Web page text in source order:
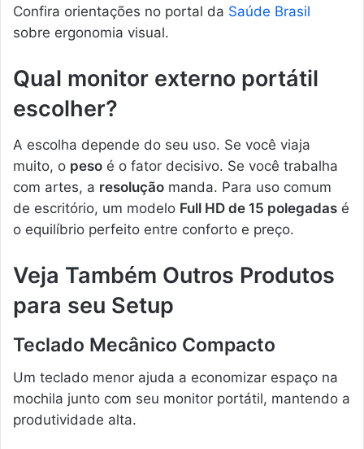
Confira orientações no portal da Saúde Brasil
sobre ergonomia visual.
Qual monitor externo portátil
escolher?
A escolha depende do seu uso. Se você viaja
muito, o peso é o fator decisivo. Se você trabalha
com artes, a resolução manda. Para uso comum
de escritório, um modelo Full HD de 15 polegadas é
o equilíbrio perfeito entre conforto e preço.
Veja Também Outros Produtos
para seu Setup
Teclado Mecânico Compacto
Um teclado menor ajuda a economizar espaço na
mochila junto com seu monitor portátil, mantendo a
produtividade alta.